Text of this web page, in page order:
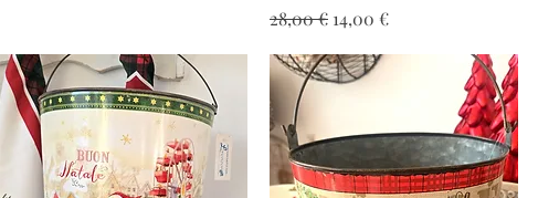
Prezzo regolare
28,00 € Prezzo scontato
14,00 €